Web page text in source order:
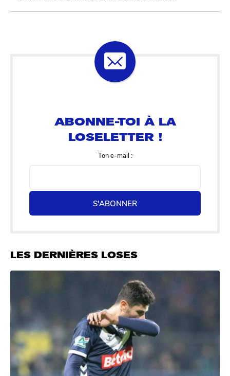
Ton e-mail :
S'ABONNER
LES DERNIÈRES LOSES